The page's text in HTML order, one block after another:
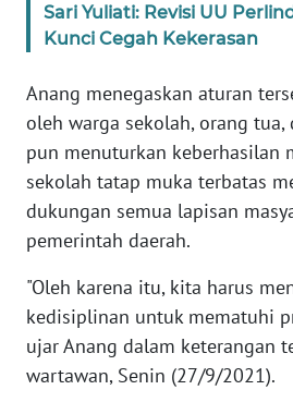
Sari Yuliati: Revisi UU
Kunci Cegah Kekerasan
Anang menegaskan aturan
oleh warga sekolah, orang tua,
pun menuturkan keberhasilan
sekolah tatap muka terbatas
dukungan semua lapisan
pemerintah daerah.
"Oleh karena itu, kita harus
kedisiplinan untuk mematuhi
ujar Anang dalam keterangan
wartawan, Senin (27/9/2021).
PEDOMAN
MEDIA
REDAKSI
KARIR
DISCLAIMER
Wahana
News
Regional